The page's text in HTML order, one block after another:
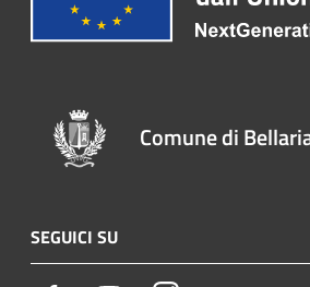
Comune di
SEGUICI SU